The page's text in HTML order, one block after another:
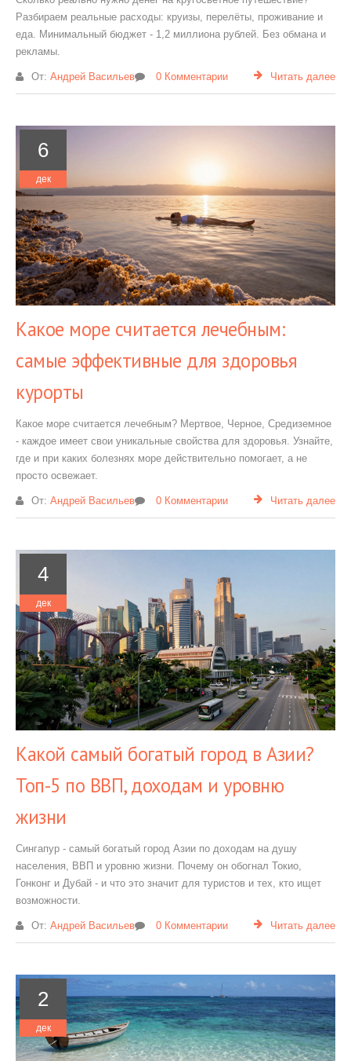
Разбираем реальные расходы: круизы, перелёты, проживание и
еда. Минимальный бюджет - 1,2 миллиона рублей. Без обмана и
рекламы.
От: Андрей Васильев 0 Комментарии Читать далее
6
дек
Какое море считается лечебным:
самые эффективные для здоровья
курорты
Какое море считается лечебным? Мертвое, Черное, Средиземное
- каждое имеет свои уникальные свойства для здоровья. Узнайте,
где и при каких болезнях море действительно помогает, а не
просто освежает.
От: Андрей Васильев 0 Комментарии Читать далее
4
дек
Какой самый богатый город в Азии?
Топ-5 по ВВП, доходам и уровню
жизни
Сингапур - самый богатый город Азии по доходам на душу
населения, ВВП и уровню жизни. Почему он обогнал Токио,
Гонконг и Дубай - и что это значит для туристов и тех, кто ищет
возможности.
От: Андрей Васильев 0 Комментарии Читать далее
2
дек